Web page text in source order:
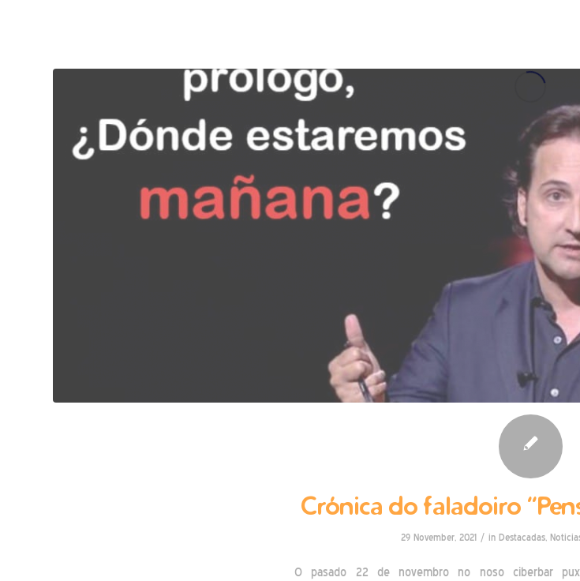
Crónica do faladoiro
29 November, 2021 / in Destacadas,
O pasado 22 de novembro no noso ciberbar